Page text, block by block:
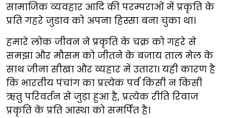
सामाजिक व्यवहार आदि की परम्पराओं में प्रकृति के
प्रति गहरे जुडाव को अपना हिस्सा बना चुका था।
हमारे लोक जीवन ने प्रकृति के चक्र को गहरे से
समझा और मौसम को जीतने के बजाय ताल मेल के
साथ जीना सीखा और व्यहार में उतारा। यही कारण है
कि भारतीय पंचांग का प्रत्येक पर्व किसी न किसी
ऋतु परिवर्तन से जुड़ा हुआ है, प्रत्येक रीति रिवाज
प्रकृति के प्रति आस्था को समर्पित है।